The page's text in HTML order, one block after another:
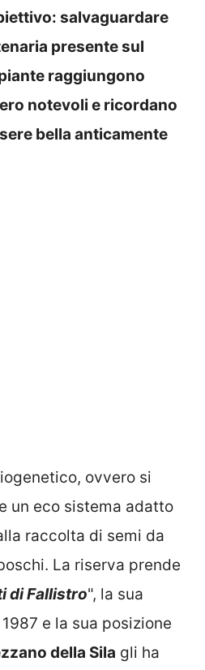
salvaguardare
presente sul
raggiungono
notevoli e ricordano
bella anticamente
ovvero si
un eco sistema adatto
raccolta di semi da
La riserva prende
di Fallistro", la sua
e la sua posizione
della Sila gli ha